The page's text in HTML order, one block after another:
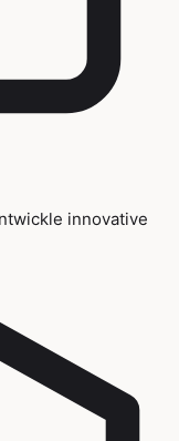
innovative